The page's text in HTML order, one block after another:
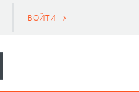
ВОЙТИ